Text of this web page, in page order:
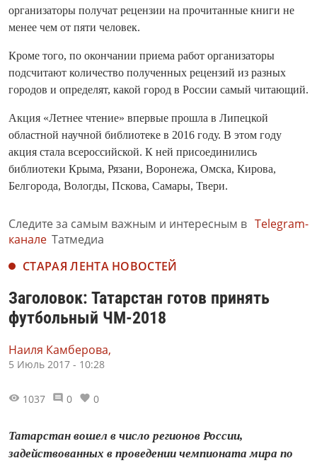
организаторы получат рецензии на прочитанные книги не
менее чем от пяти человек.
Кроме того, по окончании приема работ организаторы
подсчитают количество полученных рецензий из разных
городов и определят, какой город в России самый читающий.
Акция «Летнее чтение» впервые прошла в Липецкой
областной научной библиотеке в 2016 году. В этом году
акция стала всероссийской. К ней присоединились
библиотеки Крыма, Рязани, Воронежа, Омска, Кирова,
Белгорода, Вологды, Пскова, Самары, Твери.
Следите за самым важным и интересным в Telegram-
канале Татмедиа
СТАРАЯ ЛЕНТА НОВОСТЕЙ
Заголовок: Татарстан готов принять
футбольный ЧМ-2018
Наиля Камберова,
5 Июль 2017 - 10:28
1037 0 0
Татарстан вошел в число регионов России,
задействованных в проведении чемпионата мира по